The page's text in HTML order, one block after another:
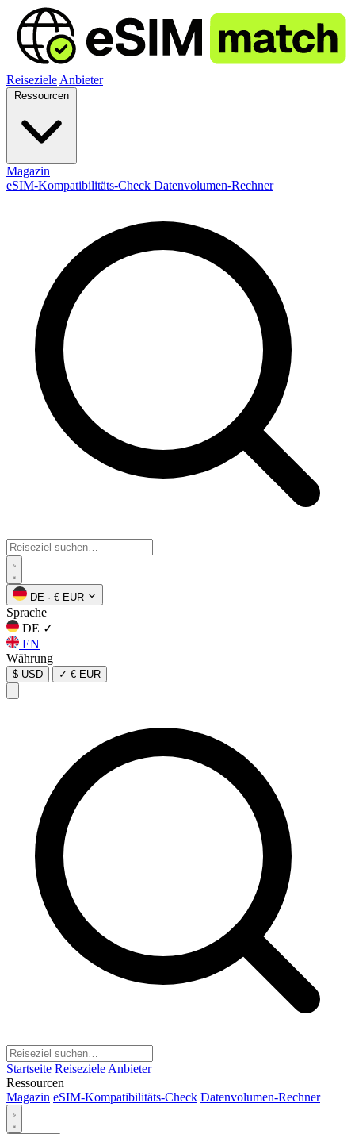
Reiseziele Anbieter
Magazin
eSIM-Kompatibilitäts-Check Datenvolumen-Rechner
DE · € EUR
Sprache
DE ✓
EN
Währung
$ USD ✓ € EUR
Startseite Reiseziele Anbieter
Ressourcen
Magazin eSIM-Kompatibilitäts-Check Datenvolumen-Rechner